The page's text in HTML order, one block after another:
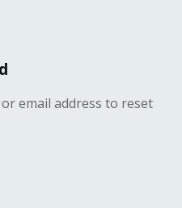
email address to reset